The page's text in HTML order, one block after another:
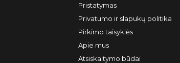
Pristatymas
Privatumo ir slapukų politika
Pirkimo taisyklės
Apie mus
Atsiskaitymo būdai